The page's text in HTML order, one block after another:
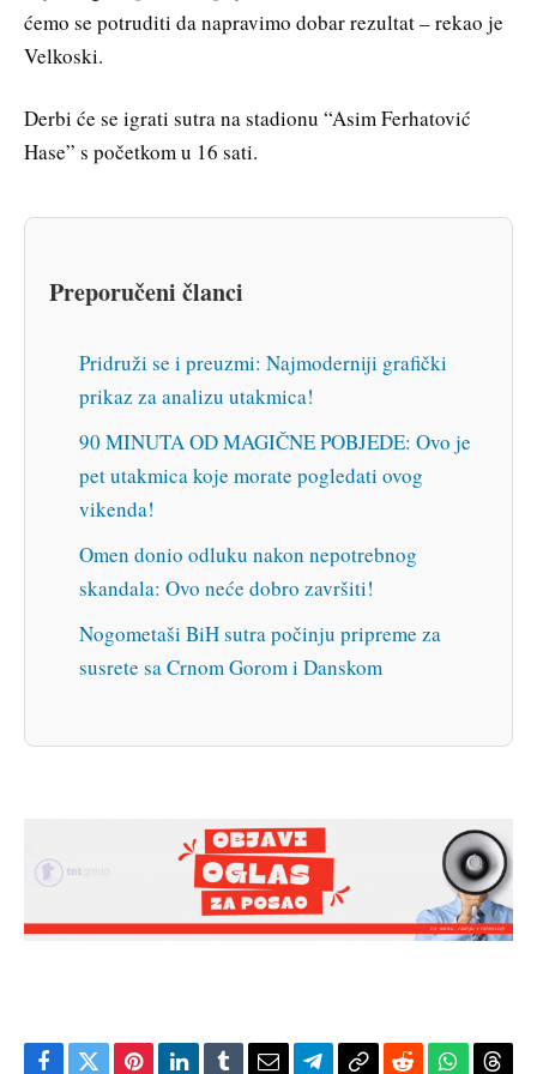
ćemo se potruditi da napravimo dobar rezultat – rekao je
Velkoski.
Derbi će se igrati sutra na stadionu “Asim Ferhatović
Hase” s početkom u 16 sati.
Preporučeni članci
Pridruži se i preuzmi: Najmoderniji grafički
prikaz za analizu utakmica!
90 MINUTA OD MAGIČNE POBJEDE: Ovo je
pet utakmica koje morate pogledati ovog
vikenda!
Omen donio odluku nakon nepotrebnog
skandala: Ovo neće dobro završiti!
Nogometaši BiH sutra počinju pripreme za
susrete sa Crnom Gorom i Danskom